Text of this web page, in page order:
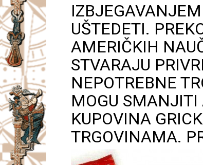
UŠTEDETI.
AMERIČKIH
STVARAJU
NEPOTREBNE
MOGU SMANJITI
KUPOVINA
TRGOVINAMA.